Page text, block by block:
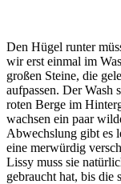
Den Hügel runter
wir erst einmal im
großen Steine, die
aufpassen. Der Wash
roten Berge im
wachsen ein paar
Abwechslung gibt es
eine merwürdig
Lissy muss sie
gebraucht hat, bis die